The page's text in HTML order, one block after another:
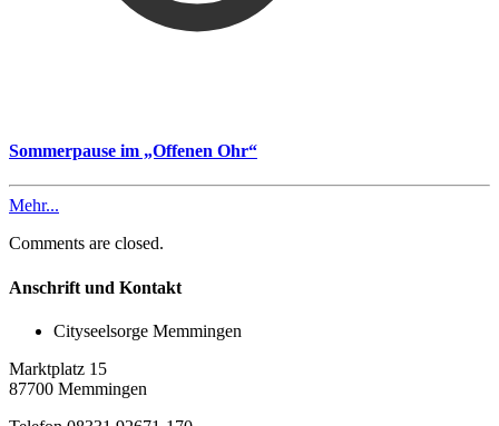
Sommerpause im „Offenen Ohr“
Mehr...
Comments are closed.
Anschrift und Kontakt
Cityseelsorge Memmingen
Marktplatz 15
87700 Memmingen